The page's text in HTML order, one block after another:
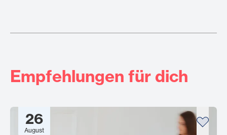
Empfehlungen für dich
26
August